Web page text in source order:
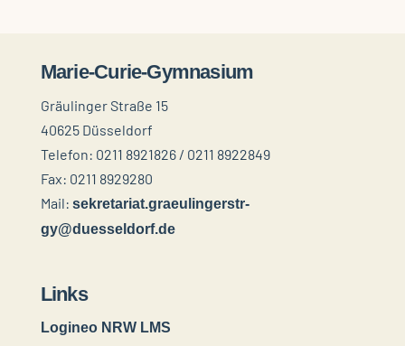
Marie-Curie-Gymnasium
Gräulinger Straße 15
40625 Düsseldorf
Telefon: 0211 8921826 / 0211 8922849
Fax: 0211 8929280
Mail: sekretariat.graeulingerstr-
gy@duesseldorf.de
Links
Logineo NRW LMS